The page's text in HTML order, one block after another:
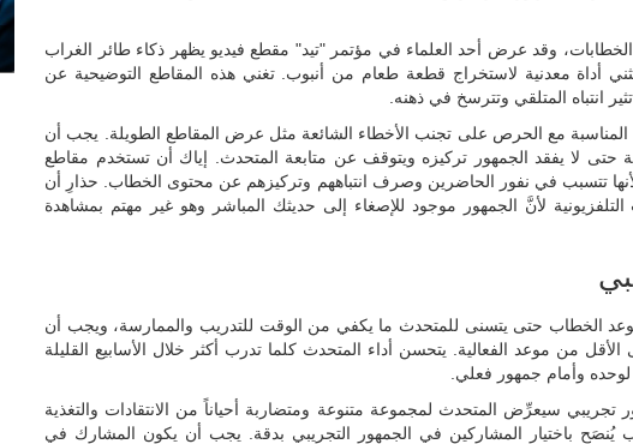
وقد عرض أحد العلماء في مؤتمر "تيد" مقطع فيديو يظهر ذكاء طائر الغراب
أداة معدنية لاستخراج قطعة طعام من أنبوب. تغني هذه المقاطع التوضيحية عن
انتباه المتلقي وتترسخ في ذهنه.
المناسبة مع الحرص على تجنب الأخطاء الشائعة مثل عرض المقاطع الطويلة. يجب أن
الفيديو قصير ولا تتجاوز مدته 60 ثانية حتى لا يفقد الجمهور تركيزه ويتوقف عن متابعة المتحدث. إياك أن تستخدم مقاطع
لأنها تتسبب في نفور الحاضرين وصرف انتباههم وتركيزهم عن محتوى الخطاب. حذارِ أن
لأنَّ الجمهور موجود للإصغاء إلى حديثك المباشر وهو غير مهتم بمشاهدة
والتحضير قبل 6 أشهر من موعد الخطاب حتى يتسنى للمتحدث ما يكفي من الوقت للتدريب والممارسة، ويجب أن
من موعد الفعالية. يتحسن أداء المتحدث كلما تدرب أكثر خلال الأسابيع القليلة
وأمام جمهور فعلي.
تجريبي سيعرِّض المتحدث لمجموعة متنوعة ومتضاربة أحياناً من الانتقادات والتغذية
يُنصَح باختيار المشاركين في الجمهور التجريبي بدقة. يجب أن يكون المشارك في